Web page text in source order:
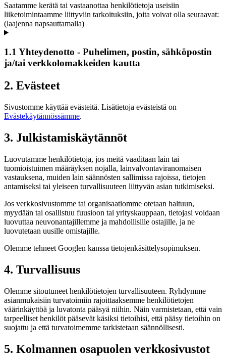
Saatamme kerätä tai vastaanottaa henkilötietoja useisiin
liiketoimintaamme liittyviin tarkoituksiin, joita voivat olla seuraavat:
(laajenna napsauttamalla)
1.1 Yhteydenotto - Puhelimen, postin, sähköpostin
ja/tai verkkolomakkeiden kautta
2. Evästeet
Sivustomme käyttää evästeitä. Lisätietoja evästeistä on
Evästekäytännössämme.
3. Julkistamiskäytännöt
Luovutamme henkilötietoja, jos meitä vaaditaan lain tai
tuomioistuimen määräyksen nojalla, lainvalvontaviranomaisen
vastauksena, muiden lain säännösten sallimissa rajoissa, tietojen
antamiseksi tai yleiseen turvallisuuteen liittyvän asian tutkimiseksi.
Jos verkkosivustomme tai organisaatiomme otetaan haltuun,
myydään tai osallistuu fuusioon tai yrityskauppaan, tietojasi voidaan
luovuttaa neuvonantajillemme ja mahdollisille ostajille, ja ne
luovutetaan uusille omistajille.
Olemme tehneet Googlen kanssa tietojenkäsittelysopimuksen.
4. Turvallisuus
Olemme sitoutuneet henkilötietojen turvallisuuteen. Ryhdymme
asianmukaisiin turvatoimiin rajoittaaksemme henkilötietojen
väärinkäyttöä ja luvatonta pääsyä niihin. Näin varmistetaan, että vain
tarpeelliset henkilöt pääsevät käsiksi tietoihisi, että pääsy tietoihin on
suojattu ja että turvatoimemme tarkistetaan säännöllisesti.
5. Kolmannen osapuolen verkkosivustot